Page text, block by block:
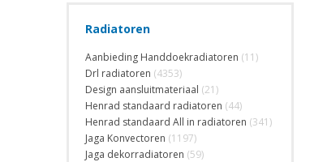
Radiatoren
Aanbieding Handdoekradiatoren (11)
Drl radiatoren (4353)
Design aansluitmateriaal (21)
Henrad standaard radiatoren (44)
Henrad standaard All in radiatoren (341)
Jaga Konvectoren (1197)
Jaga dekorradiatoren (59)